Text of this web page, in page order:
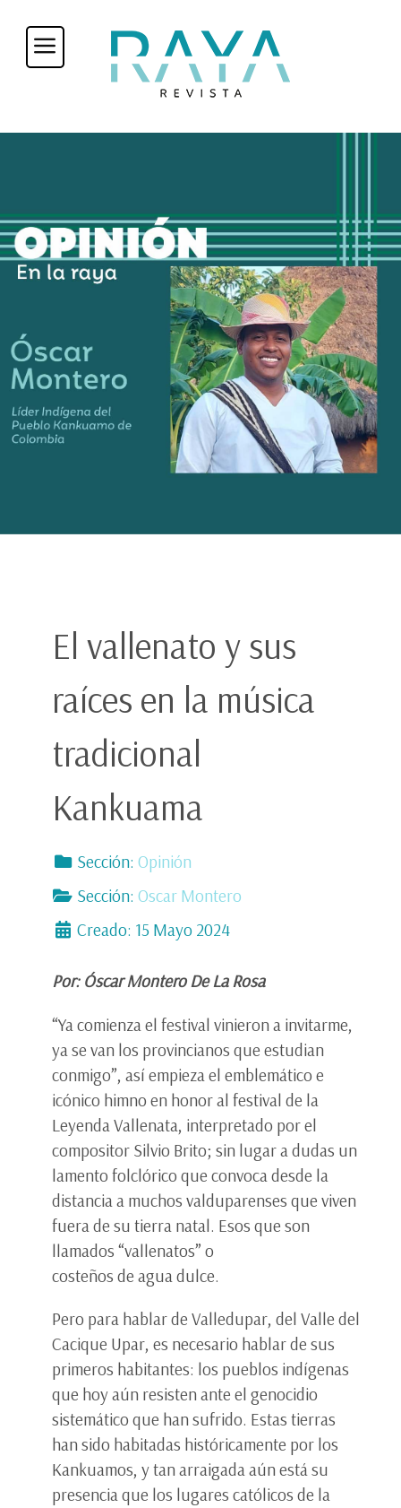
El vallenato y sus
raíces en la música
tradicional
Kankuama
Sección: Opinión
Sección: Oscar Montero
Creado: 15 Mayo 2024
Por: Óscar Montero De La Rosa
“Ya comienza el festival vinieron a invitarme,
ya se van los provincianos que estudian
conmigo”, así empieza el emblemático e
icónico himno en honor al festival de la
Leyenda Vallenata, interpretado por el
compositor Silvio Brito; sin lugar a dudas un
lamento folclórico que convoca desde la
distancia a muchos valduparenses que viven
fuera de su tierra natal. Esos que son
llamados “vallenatos” o
costeños de agua dulce.
Pero para hablar de Valledupar, del Valle del
Cacique Upar, es necesario hablar de sus
primeros habitantes: los pueblos indígenas
que hoy aún resisten ante el genocidio
sistemático que han sufrido. Estas tierras
han sido habitadas históricamente por los
Kankuamos, y tan arraigada aún está su
presencia que los lugares católicos de la